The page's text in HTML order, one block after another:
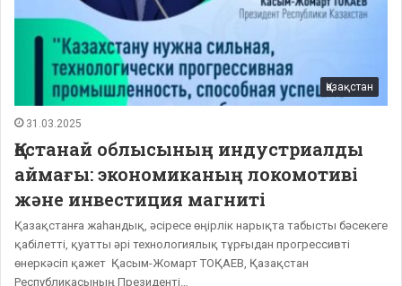
Қазақстан
31.03.2025
Қостанай облысының индустриалды
аймағы: экономиканың локомотиві
және инвестиция магниті
Қазақстанға жаһандық, әсіресе өңірлік нарықта табысты бәсекеге
қабілетті, қуатты әрі технологиялық тұрғыдан прогрессивті
өнеркәсіп қажет Қасым-Жомарт ТОҚАЕВ, Қазақстан
Республикасының Президенті…